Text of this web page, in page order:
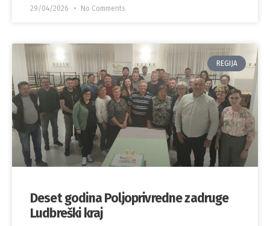
29/04/2026 No Comments
REGIJA
Deset godina Poljoprivredne zadruge
Ludbreški kraj